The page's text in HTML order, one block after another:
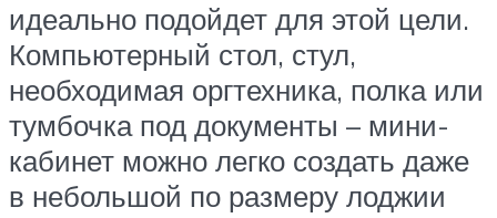
идеально подойдет для этой цели.
Компьютерный стол, стул,
необходимая оргтехника, полка или
тумбочка под документы – мини-
кабинет можно легко создать даже
в небольшой по размеру лоджии